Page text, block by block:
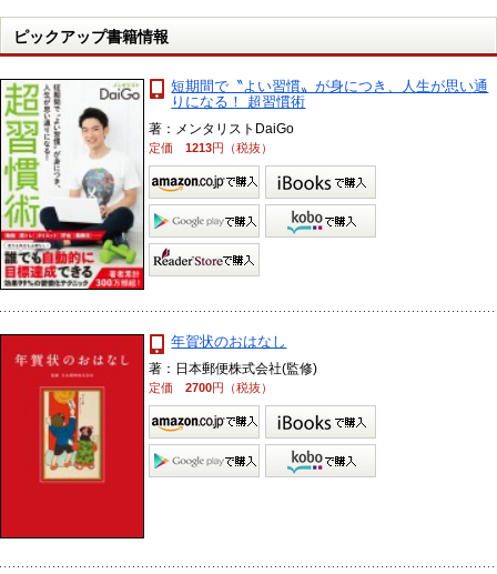
ピックアップ書籍情報
短期間で〝よい習慣〟が身につき、人生が思い通
りになる！ 超習慣術
著：メンタリストDaiGo
定価1213円（税抜）
年賀状のおはなし
著：日本郵便株式会社(監修)
定価2700円（税抜）